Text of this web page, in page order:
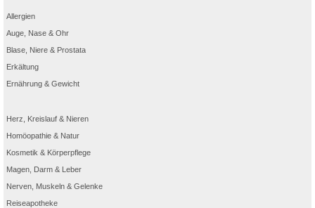
Allergien
Auge, Nase & Ohr
Blase, Niere & Prostata
Erkältung
Ernährung & Gewicht
Herz, Kreislauf & Nieren
Homöopathie & Natur
Kosmetik & Körperpflege
Magen, Darm & Leber
Nerven, Muskeln & Gelenke
Reiseapotheke